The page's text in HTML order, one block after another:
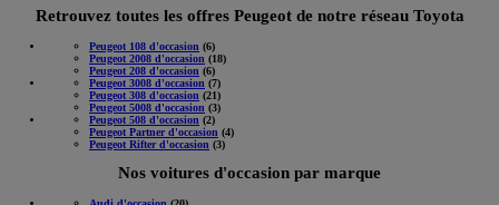
Retrouvez toutes les offres Peugeot de notre réseau Toyota
Peugeot 108 d'occasion (6)
Peugeot 2008 d'occasion (18)
Peugeot 208 d'occasion (6)
Peugeot 3008 d'occasion (7)
Peugeot 308 d'occasion (21)
Peugeot 5008 d'occasion (3)
Peugeot 508 d'occasion (2)
Peugeot Partner d'occasion (4)
Peugeot Rifter d'occasion (3)
Nos voitures d'occasion par marque